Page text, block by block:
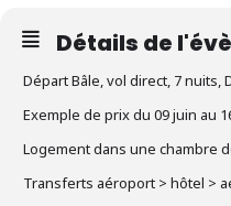
Détails de
Départ Bâle, vol direct, 7 nuits,
Exemple de prix du 09 juin au
Logement dans une chambre
Transferts aéroport > hôtel >